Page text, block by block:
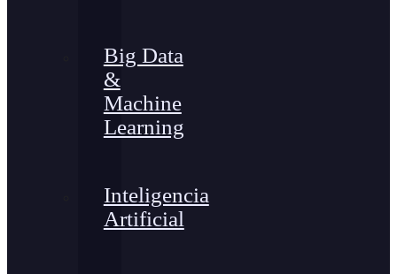
Big Data
&
Machine
Learning
Inteligencia
Artificial